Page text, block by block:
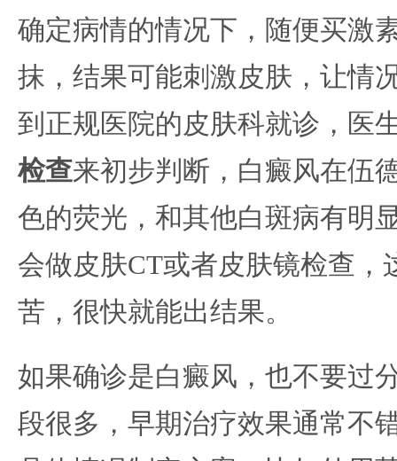
确定病情的情况下，随便买激
抹，结果可能刺激皮肤，让情
到正规医院的皮肤科就诊，医
检查来初步判断，白癜风在伍
色的荧光，和其他白斑病有明
会做皮肤CT或者皮肤镜检查，
苦，很快就能出结果。
如果确诊是白癜风，也不要过
段很多，早期治疗效果通常不